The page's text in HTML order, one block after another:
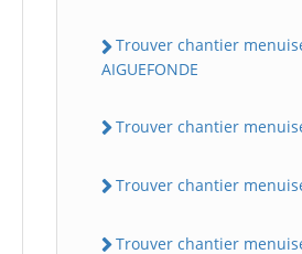
Trouver chantier
AIGUEFONDE
Trouver chantier
Trouver chantier
Trouver chantier